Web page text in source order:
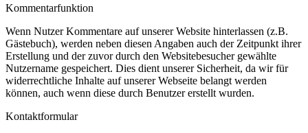
Kommentarfunktion
Wenn Nutzer Kommentare auf unserer Website hinterlassen (z.B.
Gästebuch), werden neben diesen Angaben auch der Zeitpunkt ihrer
Erstellung und der zuvor durch den Websitebesucher gewählte
Nutzername gespeichert. Dies dient unserer Sicherheit, da wir für
widerrechtliche Inhalte auf unserer Webseite belangt werden
können, auch wenn diese durch Benutzer erstellt wurden.
Kontaktformular